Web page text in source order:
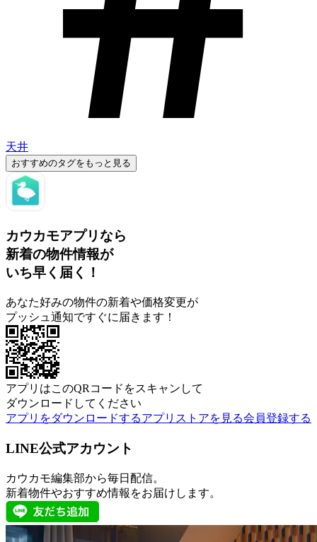
天井
おすすめのタグをもっと見る
カウカモアプリなら
新着の物件情報が
いち早く届く！
あなた好みの物件の新着や価格変更が
プッシュ通知ですぐに届きます！
アプリはこのQRコードをスキャンして
ダウンロードしてください
アプリをダウンロードするアプリストアを見る会員登録する
LINE公式アカウント
カウカモ編集部から毎日配信。
新着物件やおすすめ情報をお届けします。